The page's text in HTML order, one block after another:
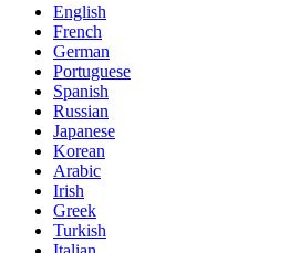
English
French
German
Portuguese
Spanish
Russian
Japanese
Korean
Arabic
Irish
Greek
Turkish